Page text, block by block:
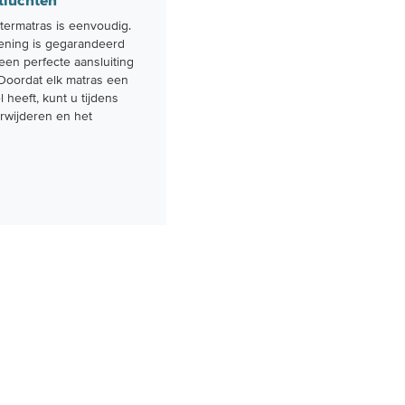
is eenvoudig.
is gegarandeerd
perfecte aansluiting
elk matras een
heeft, kunt u tijdens
en het